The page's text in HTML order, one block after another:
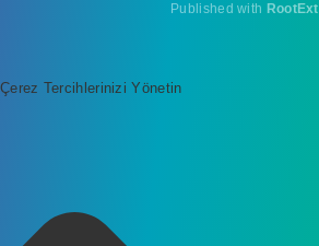
Published with RootExt
Çerez Tercihlerinizi Yönetin